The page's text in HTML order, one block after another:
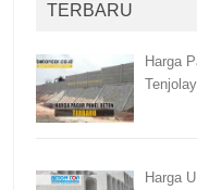
TERBARU
Harga
Harga